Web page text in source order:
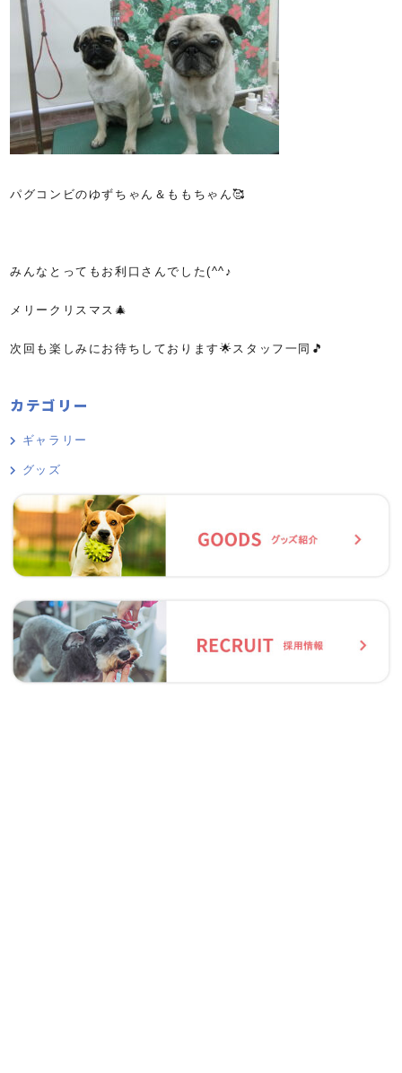
パグコンビのゆずちゃん＆ももちゃん🥰
みんなとってもお利口さんでした(^^♪
メリークリスマス🎄
次回も楽しみにお待ちしております🌟スタッフ一同🎵
カテゴリー
ギャラリー
グッズ